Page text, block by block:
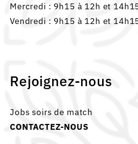
Mercredi : 9h15 à 12h et
Vendredi : 9h15 à 12h et
Rejoignez-nous
Jobs soirs de match
CONTACTEZ-NOUS